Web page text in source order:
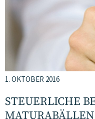
1. OKTOBER 2016
STEUERLICHE
MATURABÄLLEN